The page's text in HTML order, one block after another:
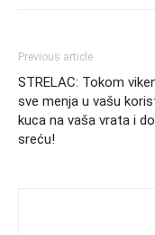
Previous article
STRELAC: Tokom
sve menja u vašu
kuca na vaša vrata i
sreću!